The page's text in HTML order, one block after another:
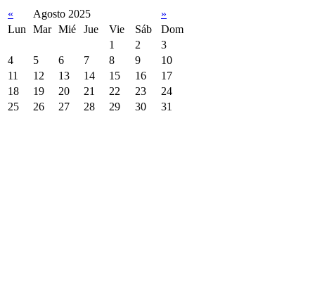
« Agosto 2025
»
Lun
Mar Mié Jue Vie Sáb
Dom
1
2
3
4
5 6 7 8 9
10
11
12 13 14 15 16
17
18
19 20 21 22 23
24
25
26 27 28 29 30 31